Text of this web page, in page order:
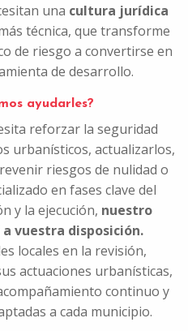
una cultura jurídica
técnica, que transforme
de riesgo a convertirse en
de desarrollo.
ayudarles?
reforzar la seguridad
urbanísticos, actualizarlos,
riesgos de nulidad o
en fases clave del
y la ejecución, nuestro
vuestra disposición.
locales en la revisión,
actuaciones urbanísticas,
continuo y
a cada municipio.